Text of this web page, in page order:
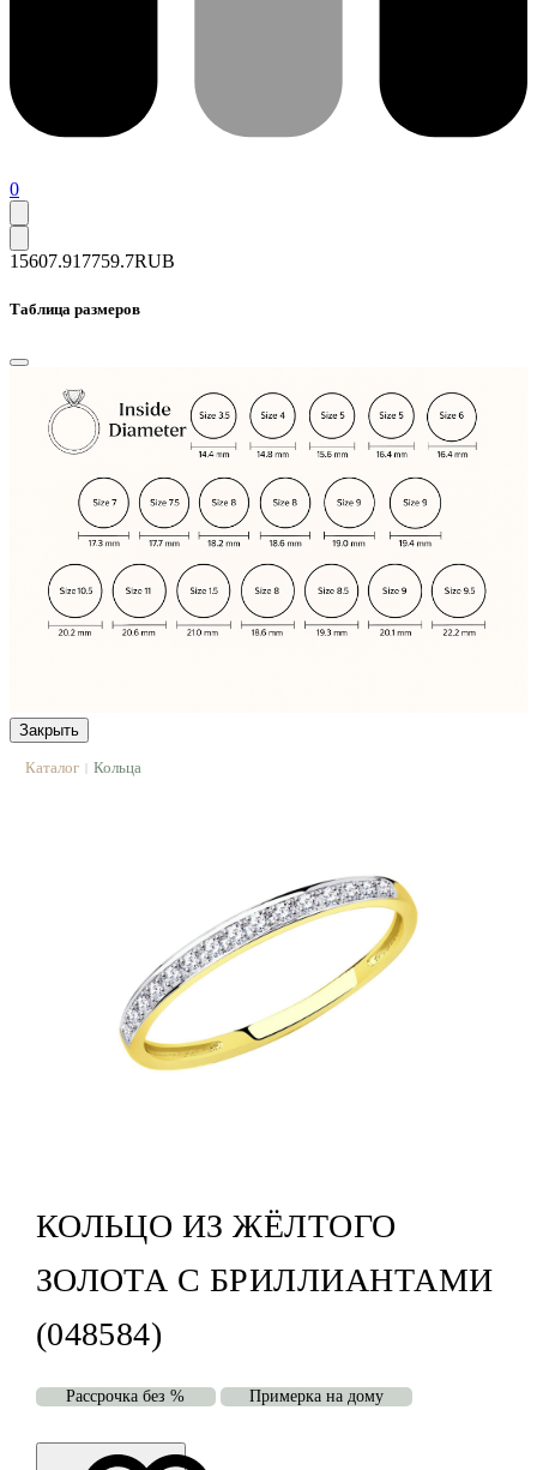
0
15607.917759.7RUB
Таблица размеров
Закрыть
Каталог | Кольца
КОЛЬЦО ИЗ ЖЁЛТОГО
ЗОЛОТА С БРИЛЛИАНТАМИ
(048584)
Рассрочка без % Примерка на дому